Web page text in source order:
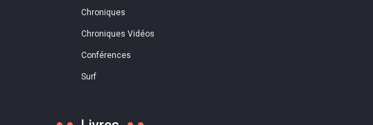
Chroniques
Chroniques Vidéos
Conférences
Surf